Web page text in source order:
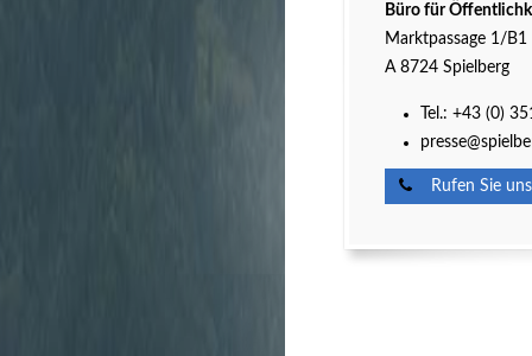
Büro für
Marktpassage 1/B1
A 8724 Spielberg
Tel.: +43 (0)
Rufen Sie